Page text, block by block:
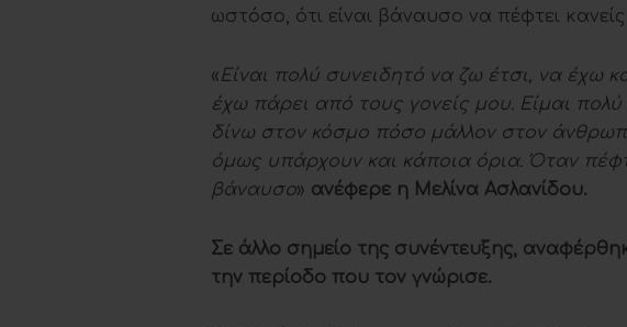
ωστόσο, ότι είναι βάναυσο να πέφτει
«Είναι πολύ συνειδητό να ζω έτσι, να έχω
έχω πάρει από τους γονείς μου. Είμαι
δίνω στον κόσμο πόσο μάλλον στον
όμως υπάρχουν και κάποια όρια. Όταν
βάναυσο» ανέφερε η Μελίνα Ασλανίδου.
Σε άλλο σημείο της συνέντευξης,
την περίοδο που τον γνώρισε.